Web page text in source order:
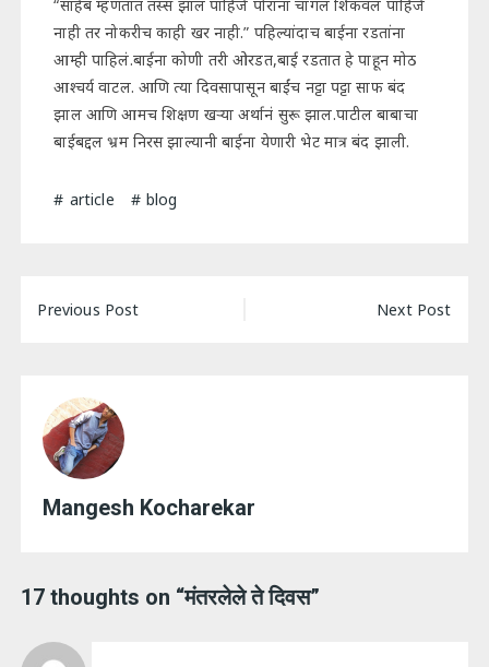
“साहेब म्हणतात तस्स झाल पाहिजे पोरांना चांगल शिकवलं पाहिजे
नाही तर नोकरीच काही खर नाही.” पहिल्यांदाच बाईना रडतांना
आम्ही पाहिलं.बाईना कोणी तरी ओरडत,बाई रडतात हे पाहून मोठ
आश्चर्य वाटल. आणि त्या दिवसापासून बाईंच नट्टा पट्टा साफ बंद
झाल आणि आमच शिक्षण खऱ्या अर्थानं सुरू झाल.पाटील बाबाचा
बाईबद्दल भ्रम निरस झाल्यानी बाईना येणारी भेट मात्र बंद झाली.
article blog
Post
Previous Post Next Post
Mangesh Kocharekar
17 thoughts on “मंतरलेले ते दिवस”